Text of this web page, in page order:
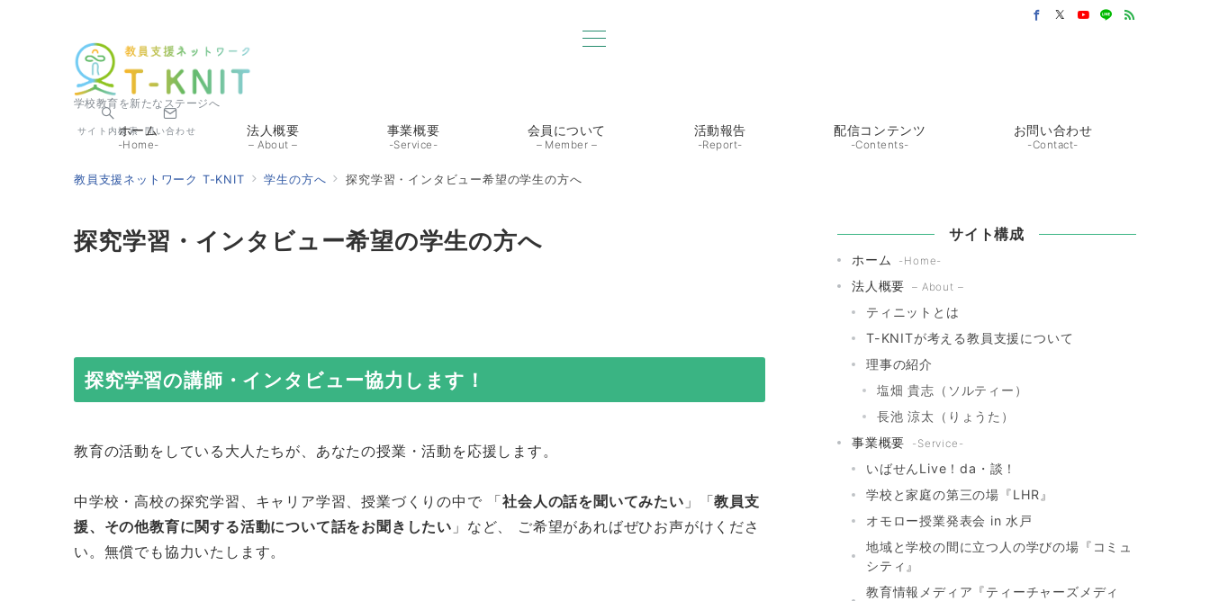
学校教育を新たなステージへ
サイト内検索 問い合わせ
ホーム
-Home-
法人概要
– About –
事業概要
-Service-
会員について
– Member –
活動報告
-Report-
配信コンテンツ
-Contents-
お問い合わせ
-Contact-
教員支援ネットワーク T-KNIT 学生の方へ 探究学習・インタビュー希望の学生の方へ
探究学習・インタビュー希望の学生の方へ
探究学習の講師・インタビュー協力します！
教育の活動をしている大人たちが、あなたの授業・活動を応援します。
中学校・高校の探究学習、キャリア学習、授業づくりの中で 「社会人の話を聞いてみたい 」「教員支
援、その他教育に関する活動について話をお聞きしたい 」など、 ご希望があればぜひお声がけくださ
い。無償でも協力いたします。
サイト構成
ホーム -Home-
法人概要 – About –
ティニットとは
T-KNITが考える教員支援について
理事の紹介
塩畑 貴志（ソルティー）
長池 涼太（りょうた）
事業概要
-Service-
いばせんLive！da・談！
学校と家庭の第三の場『LHR』
オモロー授業発表会 in 水戸
地域と学校の間に立つ人の学びの場『コミュ
シティ』
教育情報メディア『ティーチャーズメディ